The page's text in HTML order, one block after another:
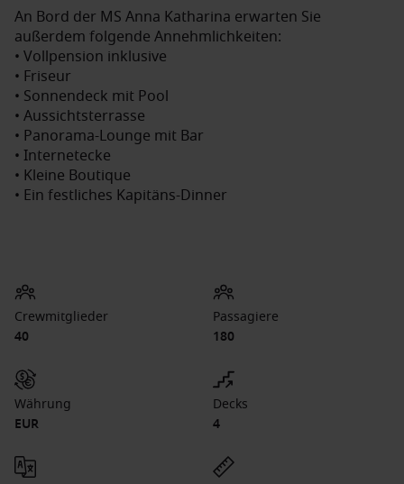
An Bord der MS Anna Katharina erwarten Sie
außerdem folgende Annehmlichkeiten:
• Vollpension inklusive
• Friseur
• Sonnendeck mit Pool
• Aussichtsterrasse
• Panorama-Lounge mit Bar
• Internetecke
• Kleine Boutique
• Ein festliches Kapitäns-Dinner
Crewmitglieder
40
Passagiere
180
Währung
EUR
Decks
4